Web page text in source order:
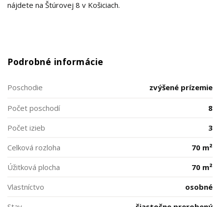
nájdete na Štúrovej 8 v Košiciach.
Podrobné informácie
Poschodie zvýšené prízemie
Počet poschodí
8
Počet izieb
3
Celková rozloha
70 m²
Úžitková plocha
70 m²
Vlastníctvo
osobné